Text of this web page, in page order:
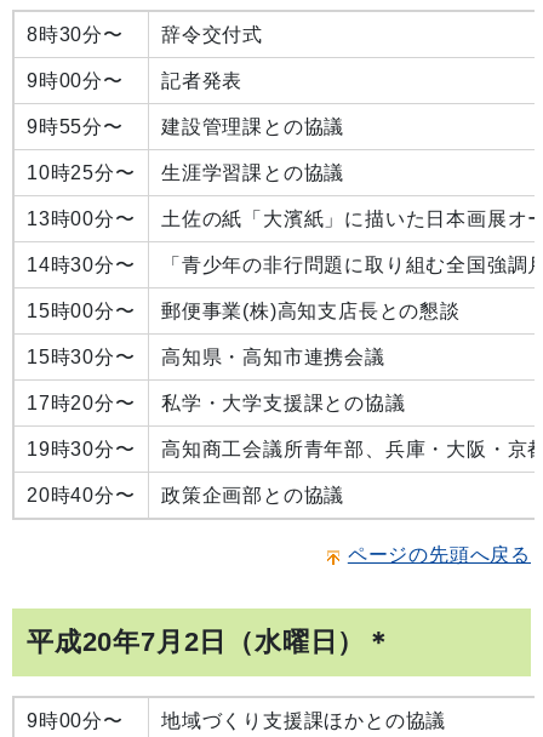
8時30分〜 辞令交付式
9時00分〜 記者発表
9時55分〜 建設管理課との協議
10時25分〜 生涯学習課との協議
13時00分〜 土佐の紙「大濱紙」に描いた日本画展オ
14時30分〜 「青少年の非行問題に取り組む全国強調
15時00分〜 郵便事業(株)高知支店長との懇談
15時30分〜 高知県・高知市連携会議
17時20分〜 私学・大学支援課との協議
19時30分〜 高知商工会議所青年部、兵庫・大阪・京
20時40分〜 政策企画部との協議
ページの先頭へ戻る
平成20年7月2日（水曜日）＊
9時00分〜 地域づくり支援課ほかとの協議